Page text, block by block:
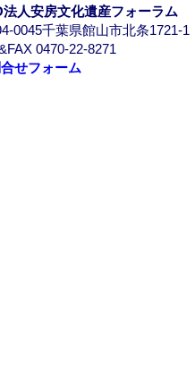
l
法人安房文化遺産フォーラム
0045千葉県館山市北条1721-1
0470-22-8271
せフォーム